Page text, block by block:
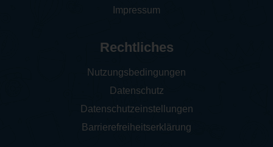
Impressum
Rechtliches
Nutzungsbedingungen
Datenschutz
Datenschutzeinstellungen
Barrierefreiheitserklärung